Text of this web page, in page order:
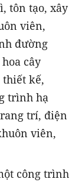
tôn tạo, xây
viên,
đường
cây
thiết kế,
trình hạ
trí, điện
viên,
công trình